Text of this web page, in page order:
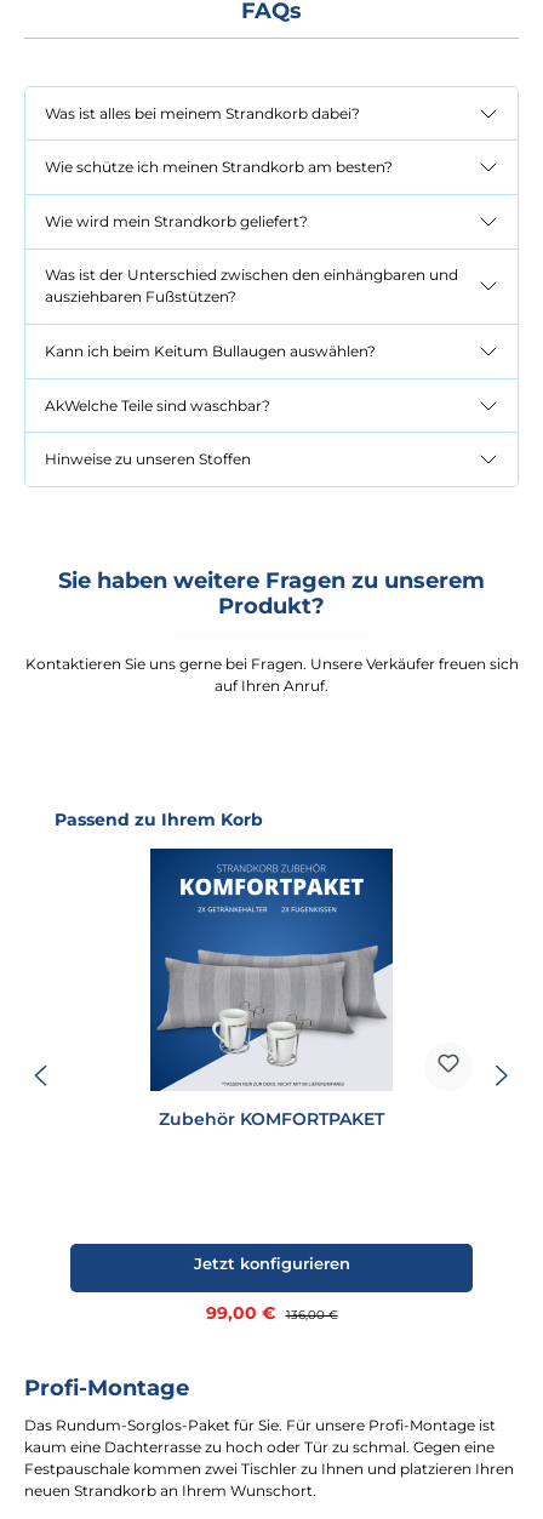
FAQs
Was ist alles bei meinem Strandkorb dabei?
Wie schütze ich meinen Strandkorb am besten?
Wie wird mein Strandkorb geliefert?
Was ist der Unterschied zwischen den einhängbaren und
ausziehbaren Fußstützen?
Kann ich beim Keitum Bullaugen auswählen?
AkWelche Teile sind waschbar?
Hinweise zu unseren Stoffen
Sie haben weitere Fragen zu unserem
Produkt?
Kontaktieren Sie uns gerne bei Fragen. Unsere Verkäufer freuen sich
auf Ihren Anruf.
Produktgalerie überspringen
Passend zu Ihrem Korb
Zubehör KOMFORTPAKET
Verkaufspreis:
99,00 € Regulärer Preis:
136,00 €
Jetzt konfigurieren
Profi-Montage
Das Rundum-Sorglos-Paket für Sie. Für unsere Profi-Montage ist
kaum eine Dachterrasse zu hoch oder Tür zu schmal. Gegen eine
Festpauschale kommen zwei Tischler zu Ihnen und platzieren Ihren
neuen Strandkorb an Ihrem Wunschort.